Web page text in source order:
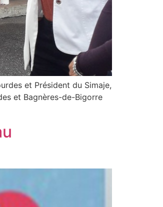
et Président du Simaje,
et Bagnères-de-Bigorre